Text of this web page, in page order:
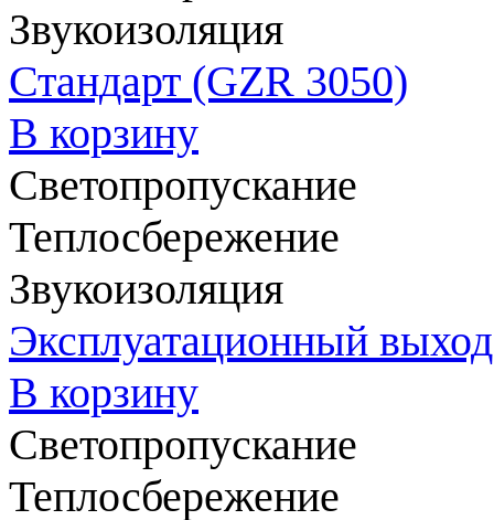
Звукоизоляция
Стандарт (GZR 3050)
В корзину
Светопропускание
Теплосбережение
Звукоизоляция
Эксплуатационный
В корзину
Светопропускание
Теплосбережение